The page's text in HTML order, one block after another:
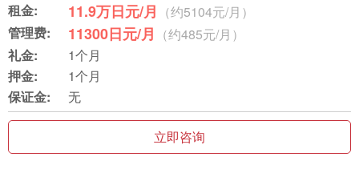
租金: 11.9万日元/月 （约5104元/月）
管理费:
11300日元/月 （约485元/月）
礼金:
1个月
押金:
1个月
保证金:
无
立即咨询